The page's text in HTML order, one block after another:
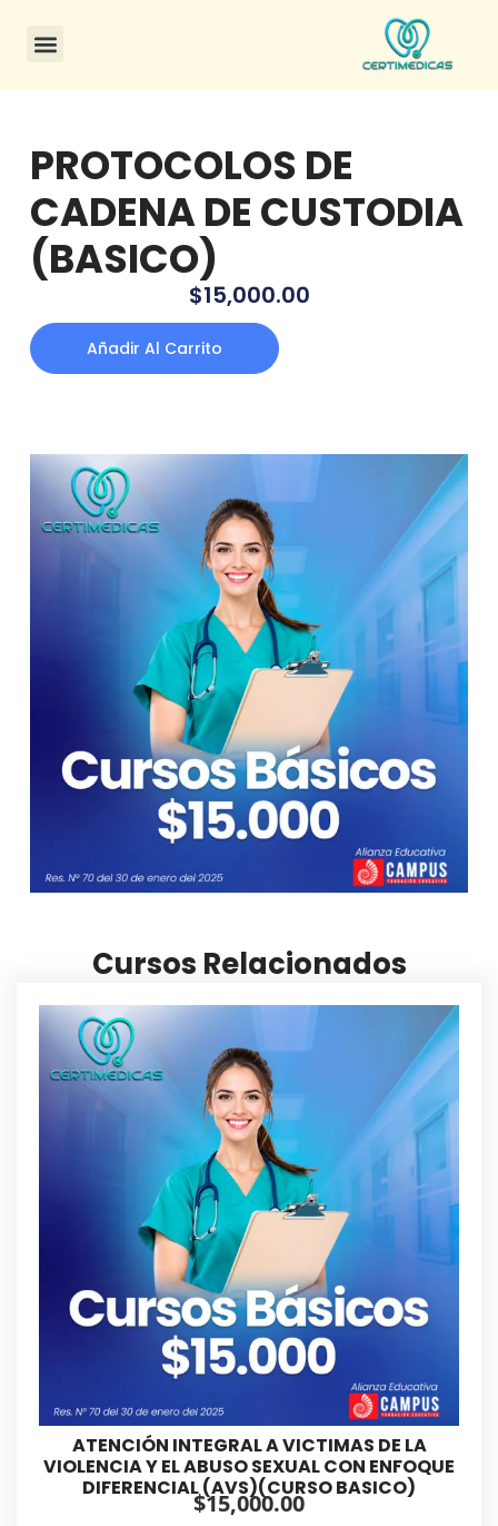
PROTOCOLOS DE
CADENA DE CUSTODIA
(BASICO)
$15,000.00
Añadir Al Carrito
Cursos Relacionados
ATENCIÓN INTEGRAL A VICTIMAS DE LA
VIOLENCIA Y EL ABUSO SEXUAL CON ENFOQUE
DIFERENCIAL (AVS)(CURSO BASICO)
$15,000.00